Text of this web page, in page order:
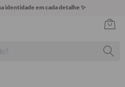
identidade em cada detalhe ✨